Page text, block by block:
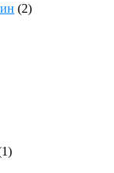
(2)